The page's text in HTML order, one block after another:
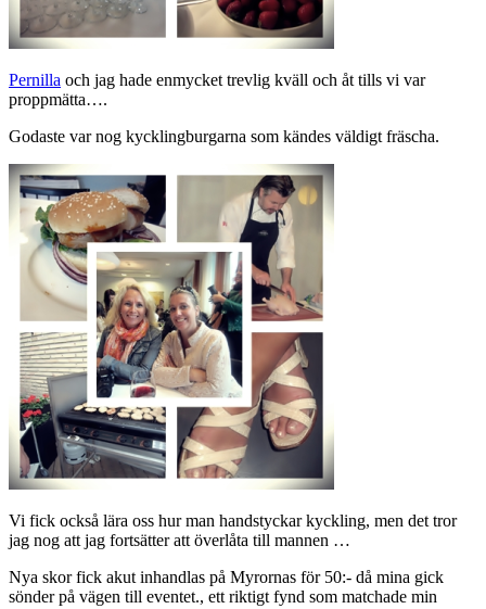
Pernilla och jag hade enmycket trevlig kväll och åt tills vi var
proppmätta….
Godaste var nog kycklingburgarna som kändes väldigt fräscha.
Vi fick också lära oss hur man handstyckar kyckling, men det tror
jag nog att jag fortsätter att överlåta till mannen …
Nya skor fick akut inhandlas på Myrornas för 50:- då mina gick
sönder på vägen till eventet., ett riktigt fynd som matchade min